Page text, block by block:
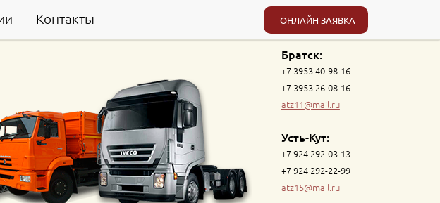
Контакты ОНЛАЙН ЗАЯВКА
Братск:
+7 3953 40-98-16
+7 3953 26-08-16
atz11@mail.ru
Усть-Кут:
+7 924 292-03-13
+7 924 292-22-99
atz15@mail.ru